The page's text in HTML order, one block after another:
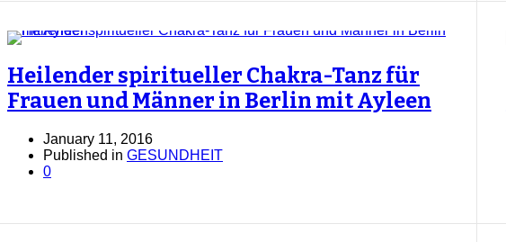
Heilender spiritueller Chakra-Tanz für
Frauen und Männer in Berlin mit Ayleen
January 11, 2016
Published in GESUNDHEIT
0